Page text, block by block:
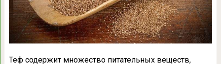
Теф содержит множество питательных веществ,